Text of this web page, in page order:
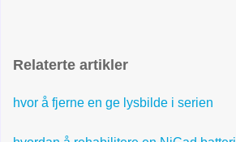
Relaterte artikler
hvor å fjerne en ge lysbilde i serien